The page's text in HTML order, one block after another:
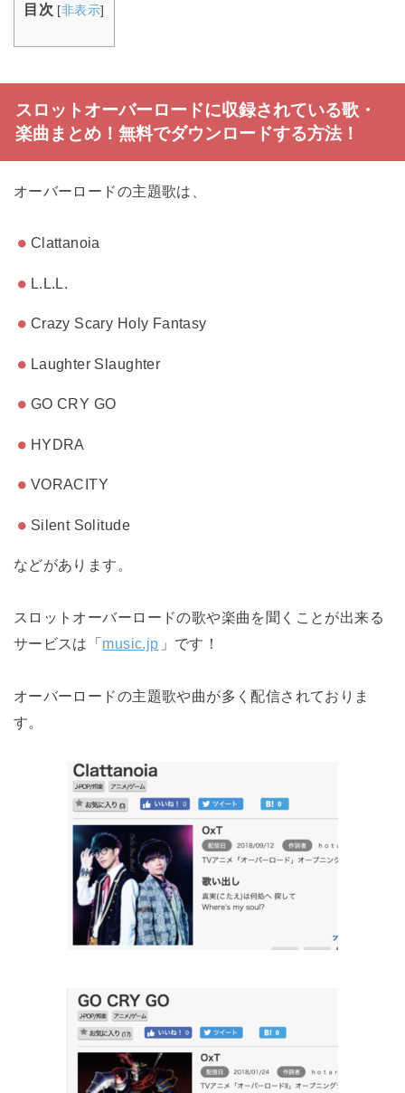
目次 [非表示]
スロットオーバーロードに収録されている歌・
楽曲まとめ！無料でダウンロードする方法！
オーバーロードの主題歌は、
Clattanoia
L.L.L.
Crazy Scary Holy Fantasy
Laughter Slaughter
GO CRY GO
HYDRA
VORACITY
Silent Solitude
などがあります。
スロットオーバーロードの歌や楽曲を聞くことが出来る
サービスは「music.jp 」です！
オーバーロードの主題歌や曲が多く配信されておりま
す。